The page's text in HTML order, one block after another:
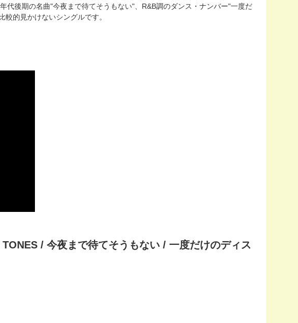
代後期の名曲"今夜まで待てそうもない"、R&B調のダンス・ナンバー"一度だ
的見かけないシングルです。
/ 今夜まで待てそうもない / 一度だけのディス